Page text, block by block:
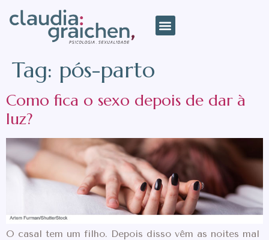
Tag: pós-parto
Como fica o sexo depois de dar à
luz?
O casal tem um filho. Depois disso vêm as noites mal